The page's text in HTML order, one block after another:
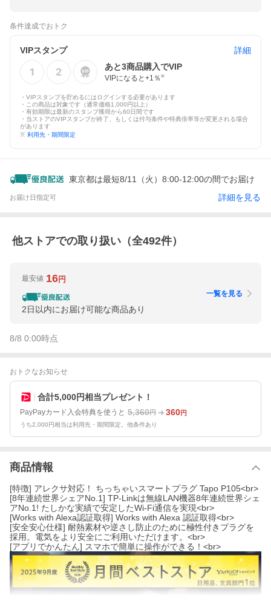
条件達成でおトク
VIPスタンプ
詳細
あと3商品購入でVIP
VIPになると+1 ％ ※
・VIPスタンプを貯めるにはログインする必要があります
・この商品は対象です（通常価格1,000円以上）
・有効期限は最新のスタンプ獲得から60日間です
・当ストアのVIPスタンプが終了、もしくは付与条件や特典倍率等が変更される場合
があります
※ 利用先・期間限定
東京都は最短8/11（火）8:00-12:00の間でお届け
お届け日指定可 詳細を見る
他ストアでの取り扱い（全492件）
最安値 16円
2日以内にお届け可能な商品あり
一覧を見る
8/8 0:00時点
おトクなお知らせ
合計5,000円相当プレゼント！
PayPayカード入会特典を使うと 5,360円 360円
うち2,000円相当は利用先・期間限定。他条件あり
商品情報
[特徴] アレクサ対応！ ちっちゃいスマートプラグ Tapo P105<br>
[8年連続世界シェアNo.1] TP-Linkは無線LAN機器8年連続世界シェ
アNo.1! たしかな実績で安定したWi-Fi通信を実現<br>
[Works with Alexa認証取得] Works with Alexa 認証取得<br>
[安全安心仕様] 耐熱素材や逆さし防止のために極性付きプラグを
採用。電気をより安全にご利用いただけます。<br>
[アプリでかんたん] スマホで簡単に操作ができる！<br>